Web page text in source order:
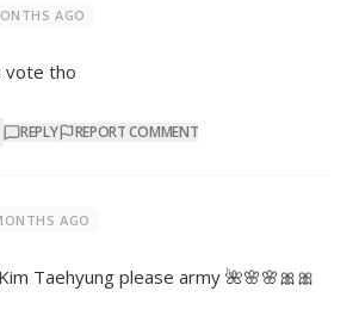
AGO
vote tho
REPLY REPORT COMMENT
AGO
Taehyung please army 🌺🌸🌸🎀🎀